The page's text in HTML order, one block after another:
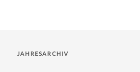
JAHRESARCHIV